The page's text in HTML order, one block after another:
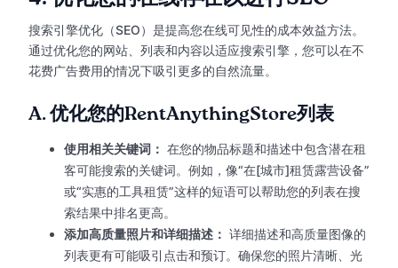
搜索引擎优化（SEO）是提高您在线可见性的成本效益方法。
通过优化您的网站、列表和内容以适应搜索引擎，您可以在不
花费广告费用的情况下吸引更多的自然流量。
A.优化您的RentAnythingStore列表
使用相关关键词： 在您的物品标题和描述中包含潜在租
客可能搜索的关键词。例如，像“在[城市]租赁露营设备”
或“实惠的工具租赁”这样的短语可以帮助您的列表在搜
索结果中排名更高。
添加高质量照片和详细描述： 详细描述和高质量图像的
列表更有可能吸引点击和预订。确保您的照片清晰、光